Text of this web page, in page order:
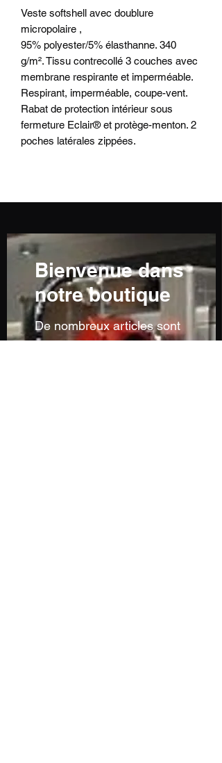
Veste softshell avec doublure
micropolaire ,
95% polyester/5% élasthanne. 340
g/m². Tissu contrecollé 3 couches avec
membrane respirante et imperméable.
Respirant, imperméable, coupe-vent.
Rabat de protection intérieur sous
fermeture Eclair® et protège-menton. 2
poches latérales zippées.
Bienvenue dans
notre boutique
De nombreux articles sont